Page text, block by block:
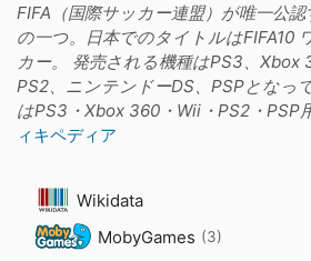
FIFA（国際サッカー連盟）が唯一公
の一つ。日本でのタイトルはFIFA10
カー。 発売される機種はPS3、Xbox
PS2、ニンテンドーDS、PSPとなっ
はPS3・Xbox 360・Wii・PS2・PSP
ィキペディア
Wikidata
MobyGames (3)